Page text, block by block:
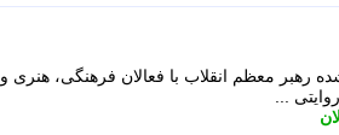
رهبر معظم انقلاب با فعالان فرهنگی، هنری و
...